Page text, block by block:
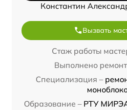
Константин
Вызвать
Стаж работы
Выполнено
Специализация –
Образование – РТУ